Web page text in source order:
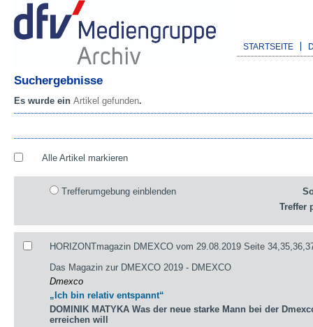
STARTSEITE
Suchergebnisse
Es wurde ein Artikel gefunden.
Alle Artikel markieren
Trefferumgebung einblenden
Treffer
HORIZONTmagazin DMEXCO vom 29.08.2019 Seite
Das Magazin zur DMEXCO 2019 - DMEXCO
Dmexco
„Ich bin relativ entspannt“
DOMINIK MATYKA Was der neue starke Mann bei der
erreichen will